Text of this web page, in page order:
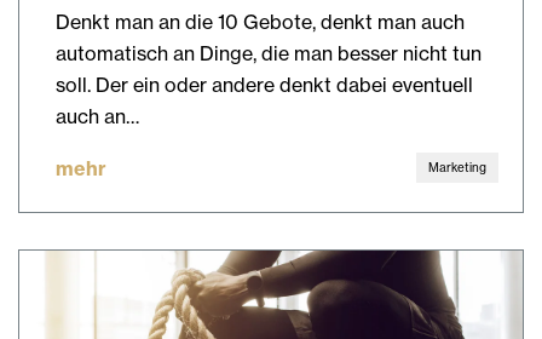
Denkt man an die 10 Gebote, denkt man auch
automatisch an Dinge, die man besser nicht tun
soll. Der ein oder andere denkt dabei eventuell
auch an…
mehr Marketing